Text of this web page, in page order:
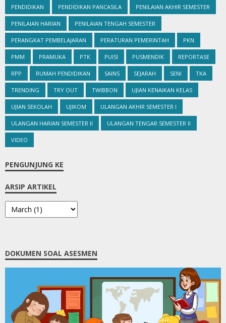
PENDIDIKAN PENDIDIKAN PANCASILA PENILAIAN AKHIR SEMESTER
PENILAIAN HARIAN PENILAIAN TENGAH SEMESTER
PERANGKAT PEMBELAJARAN PERATURAN PEMERINTAH PKN
PMM PRAMUKA PTK PUISI PUSMENDIK REPORTASE
RPP RUMAH PENDIDIKAN SAINS SEJARAH SENI TKA
TRENDING TRY OUT TWIBBON UJIAN KENAIKAN KELAS
UJIAN SEKOLAH UJIKOM ULANGAN AKHIR SEMESTER I
ULANGAN HARIAN SEMESTER II ULANGAN TENGAR SEMESTER II
VIDEO
PENGUNJUNG KE
ARSIP ARTIKEL
DOKUMEN SOAL ASESMEN